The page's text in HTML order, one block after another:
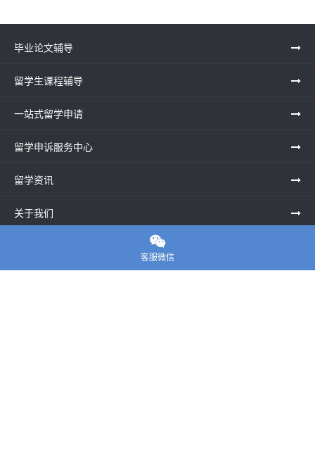
毕业论文辅导
留学生课程辅导
一站式留学申请
留学申诉服务中心
留学资讯
关于我们

客服微信